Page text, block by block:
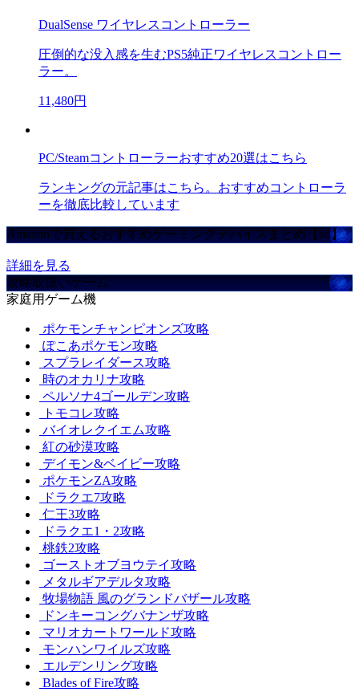
DualSense ワイヤレスコントローラー
圧倒的な没入感を生むPS5純正ワイヤレスコントロー
ラー。
11,480円
PC/Steamコントローラーおすすめ20選はこちら
ランキングの元記事はこちら。おすすめコントローラ
ーを徹底比較しています
Amazonで買えるおすすめゲーミングデバイスまとめ【ad】
詳細を見る
攻略取扱いゲーム
家庭用ゲーム機
ポケモンチャンピオンズ攻略
ぽこあポケモン攻略
スプラレイダース攻略
時のオカリナ攻略
ペルソナ4ゴールデン攻略
トモコレ攻略
バイオレクイエム攻略
紅の砂漠攻略
デイモン&ベイビー攻略
ポケモンZA攻略
ドラクエ7攻略
仁王3攻略
ドラクエ1・2攻略
桃鉄2攻略
ゴーストオブヨウテイ攻略
メタルギアデルタ攻略
牧場物語 風のグランドバザール攻略
ドンキーコングバナンザ攻略
マリオカートワールド攻略
モンハンワイルズ攻略
エルデンリング攻略
Blades of Fire攻略